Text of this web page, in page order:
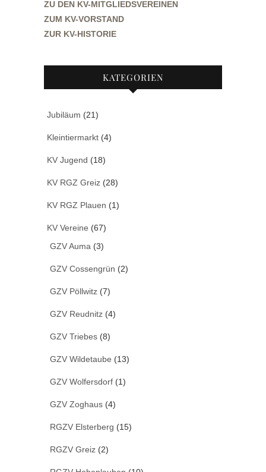
ZU DEN KV-MITGLIEDSVEREINEN
ZUM KV-VORSTAND
ZUR KV-HISTORIE
KATEGORIEN
Jubiläum (21)
Kleintiermarkt (4)
KV Jugend (18)
KV RGZ Greiz (28)
KV RGZ Plauen (1)
KV Vereine (67)
GZV Auma (3)
GZV Cossengrün (2)
GZV Pöllwitz (7)
GZV Reudnitz (4)
GZV Triebes (8)
GZV Wildetaube (13)
GZV Wolfersdorf (1)
GZV Zoghaus (4)
RGZV Elsterberg (15)
RGZV Greiz (2)